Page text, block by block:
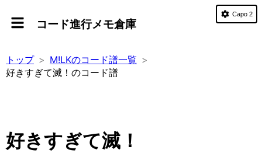
コード進行メモ倉庫
トップ
M!LKのコード譜一覧
好きすぎて滅！のコード譜
好きすぎて滅！
Capo 2